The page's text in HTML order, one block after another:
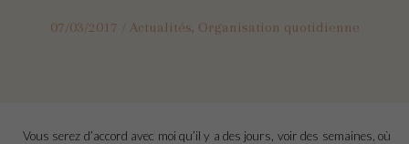
07/03/2017 / Actualités, Organisation quotidienne
Vous serez d’accord avec moi qu’il y a des jours, voir des semaines, où